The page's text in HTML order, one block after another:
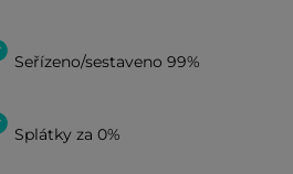
Seřízeno/sestaveno 99%
Splátky za 0%